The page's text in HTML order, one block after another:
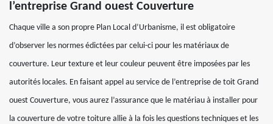
l’entreprise Grand ouest Couverture
Chaque ville a son propre Plan Local d’Urbanisme, il est obligatoire
d’observer les normes édictées par celui-ci pour les matériaux de
couverture. Leur texture et leur couleur peuvent être imposées par les
autorités locales. En faisant appel au service de l’entreprise de toit Grand
ouest Couverture, vous aurez l’assurance que le matériau à installer pour
la couverture de votre toiture allie à la fois les questions techniques et les